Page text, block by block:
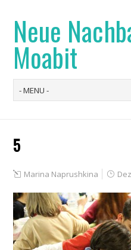
Neue
Moabit
5
Marina Naprushkina